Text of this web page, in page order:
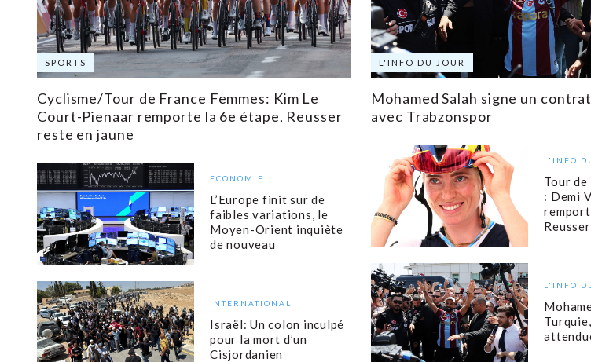
SPORTS
Cyclisme/Tour de France Femmes: Kim Le
Court-Pienaar remporte la 6e étape, Reusser
reste en jaune
ECONOMIE
L’Europe finit sur de
faibles variations, le
Moyen-Orient inquiète
de nouveau
INTERNATIONAL
Israël: Un colon inculpé
pour la mort d’un
Cisjordanien
L'INFO DU JOUR
Mohamed Salah signe un
avec Trabzonspor
L'INFO
Tour de
: Demi
L'INFO